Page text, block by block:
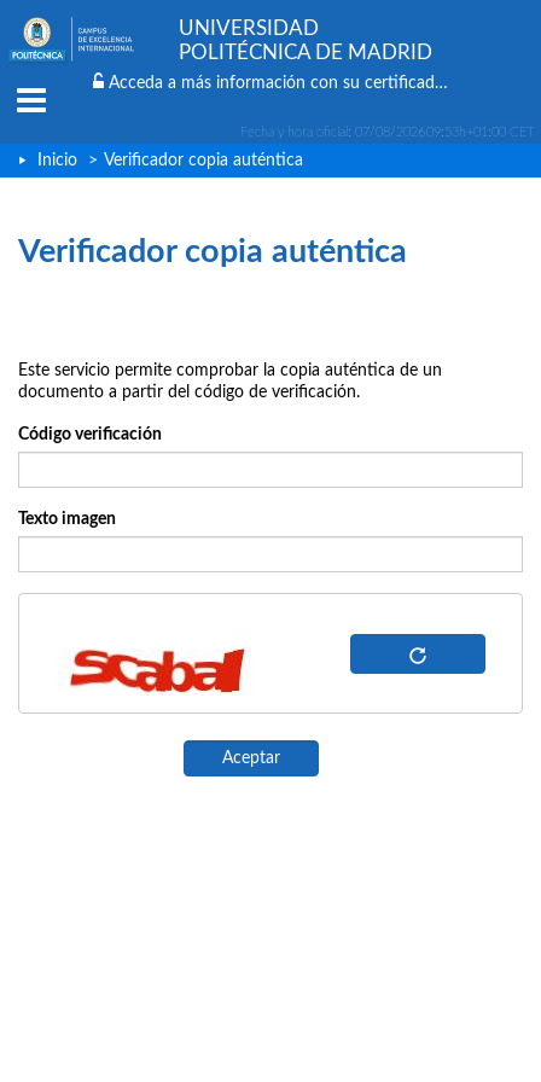
Fecha y hora oficial: 07/08/202609:53h+01:00 CET
UNIVERSIDAD
POLITÉCNICA DE MADRID
Acceda a más información con su certificado digital
Inicio > Verificador copia auténtica
Verificador copia auténtica
Este servicio permite comprobar la copia auténtica de un
documento a partir del código de verificación.
Código verificación
Texto imagen